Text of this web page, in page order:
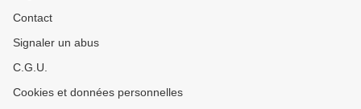
Contact
Signaler un abus
C.G.U.
Cookies et données personnelles